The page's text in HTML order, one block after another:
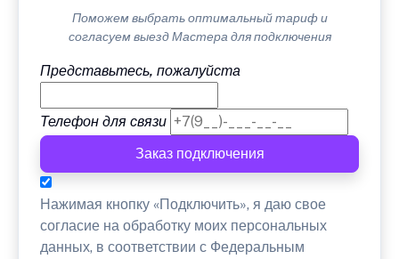
Поможем выбрать оптимальный тариф и
согласуем выезд Мастера для подключения
Представьтесь, пожалуйста
Телефон для связи
Заказ подключения
Нажимая кнопку «Подключить», я даю свое
согласие на обработку моих персональных
данных, в соответствии с Федеральным